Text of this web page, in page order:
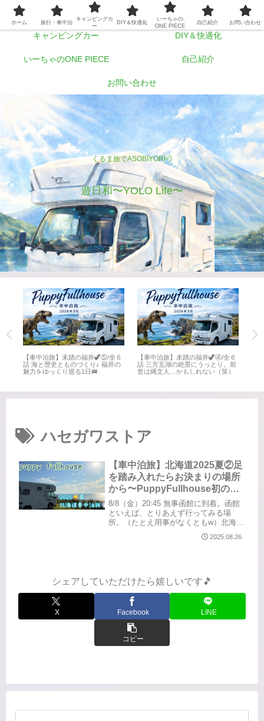
くるま旅でASOBIYORI💨
遊日和〜YOLO Life〜
ホーム 旅行・車中泊
キャンピングカー DIY＆快適化
いーちゃのONE PIECE 自己紹介
お問い合わせ
【車中泊旅】未踏の福井🦖⑤/全６
話 海と歴史とものづくり♪ 福井の
魅力をゆっくり巡る1日🚐
【車中泊旅】未踏の福井🦖④/全６
話 三方五湖の絶景にうっとり。前
世は縄文人…かもしれない（笑）
ハセガワストア
【車中泊旅】北海道2025夏②足
を踏み入れたらお決まりの場所
から〜PuppyFullhouse初の北
海道
8/8（金）20:45 無事函館に到着。函館
といえば、とりあえず行ってみる場
所。（たとえ用事がなくともw）北海道
にしかない場所へは必ず行く！こちら
からの続きです⬇️8/8（金）夕飯調達の
2025.08.26
シェアしていただけたら嬉しいです🎵
X Facebook LINE
コピー
ホーム 旅行・車中泊
キャンピングカ
ー
DIY＆快適化
いーちゃの
ONE PIECE
自己紹介 お問い合わせ